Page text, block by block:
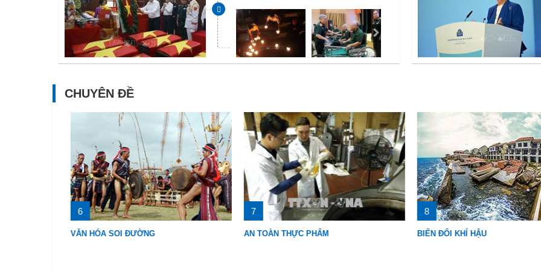
CHUYÊN ĐỀ
VĂN HÓA SOI ĐƯỜNG AN TOÀN THỰC PHẨM BIẾN ĐỔI KHÍ HẬU